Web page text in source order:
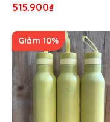
515.900₫
Giảm 10%